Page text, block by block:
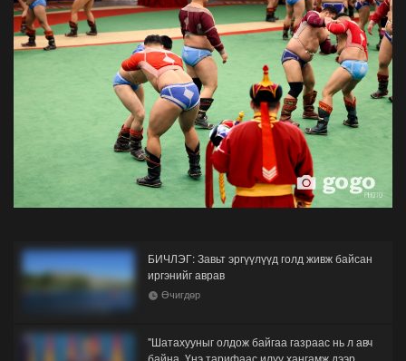
БИЧЛЭГ: Завьт эргүүлүүд голд живж байсан
иргэнийг аврав
Өчигдөр
"Шатахууныг олдож байгаа газраас нь л авч